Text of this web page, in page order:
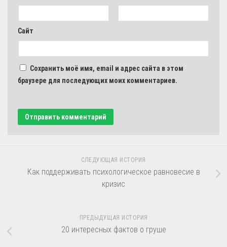
Сайт
Сохранить моё имя, email и адрес сайта в этом
браузере для последующих моих комментариев.
СЛЕДУЮЩАЯ ИСТОРИЯ
Как поддерживать психологическое равновесие в
кризис
ПРЕДЫДУЩАЯ ИСТОРИЯ
20 интересных фактов о груше